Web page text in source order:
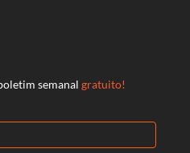
semanal gratuito!